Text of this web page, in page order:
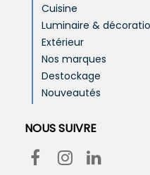
Cuisine
Luminaire &
Extérieur
Nos marques
Destockage
Nouveautés
NOUS SUIVRE